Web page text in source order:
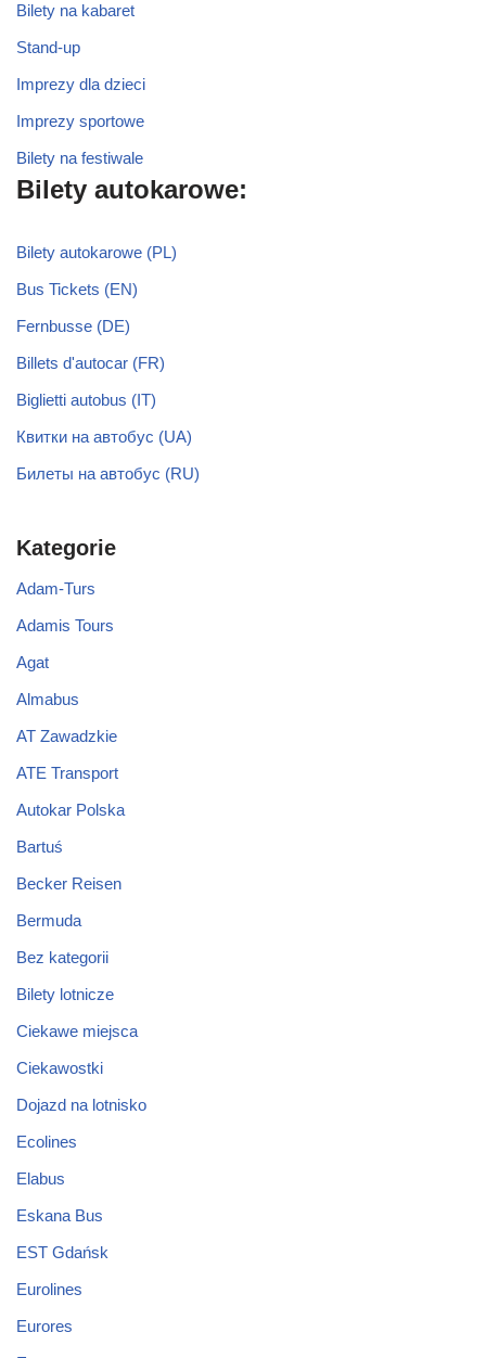
Bilety na kabaret
Stand-up
Imprezy dla dzieci
Imprezy sportowe
Bilety na festiwale
Bilety autokarowe:
Bilety autokarowe (PL)
Bus Tickets (EN)
Fernbusse (DE)
Billets d'autocar (FR)
Biglietti autobus (IT)
Квитки на автобус (UA)
Билеты на автобус (RU)
Kategorie
Adam-Turs
Adamis Tours
Agat
Almabus
AT Zawadzkie
ATE Transport
Autokar Polska
Bartuś
Becker Reisen
Bermuda
Bez kategorii
Bilety lotnicze
Ciekawe miejsca
Ciekawostki
Dojazd na lotnisko
Ecolines
Elabus
Eskana Bus
EST Gdańsk
Eurolines
Eurores